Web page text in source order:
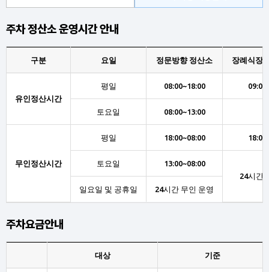
주차 정산소 운영시간 안내
구분 요일 정문방향 정산소 장례식장
유인정산시간
평일 08:00~18:00
토요일 08:00~13:00
무인정산시간
평일 18:00~08:00
토요일
13:00~08:00
24시간
일요일 및 공휴일
24시간 무인 운영
주차요금안내
대상 기준